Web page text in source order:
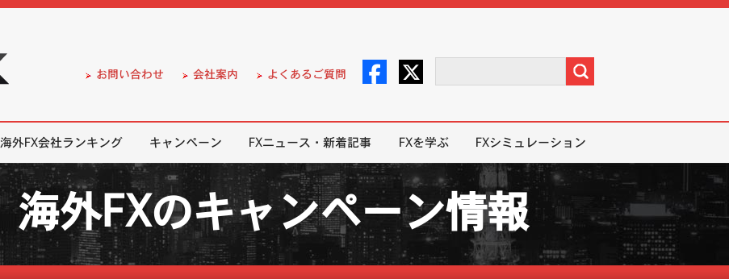
お問い合わせ 会社案内 よくあるご質問
海外FX会社ランキング キャンペーン FXニュース・新着記事 FXを学ぶ FXシミュレーション
海外FXのキャンペーン情報